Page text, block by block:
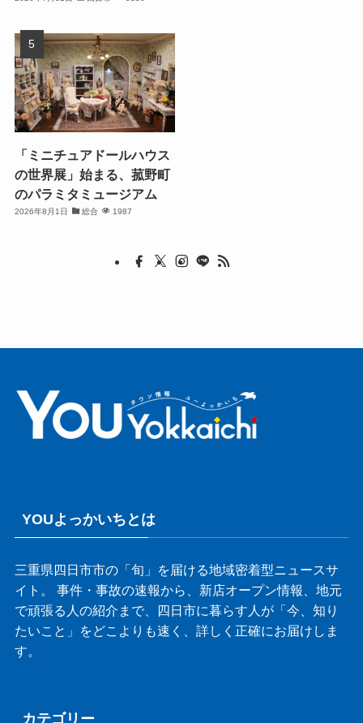
「ミニチュアドールハウス
の世界展」始まる、菰野町
のパラミタミュージアム
2026年8月1日 総合 1987
YOUよっかいちとは
三重県四日市市の「旬」を届ける地域密着型ニュースサ
イト。 事件・事故の速報から、新店オープン情報、地元
で頑張る人の紹介まで、四日市に暮らす人が「今、知り
たいこと」をどこよりも速く、詳しく正確にお届けしま
す。
カテゴリー